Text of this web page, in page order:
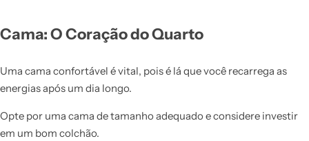
Cama: O Coração do Quarto
Uma cama confortável é vital, pois é lá que você recarrega as
energias após um dia longo.
Opte por uma cama de tamanho adequado e considere investir
em um bom colchão.